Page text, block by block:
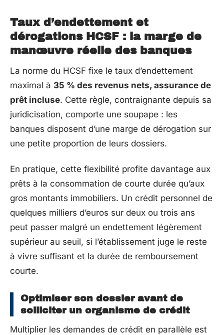
Taux d’endettement et
dérogations HCSF : la marge de
manœuvre réelle des banques
La norme du HCSF fixe le taux d’endettement
maximal à 35 % des revenus nets, assurance de
prêt incluse. Cette règle, contraignante depuis sa
juridicisation, comporte une soupape : les
banques disposent d’une marge de dérogation sur
une petite proportion de leurs dossiers.
En pratique, cette flexibilité profite davantage aux
prêts à la consommation de courte durée qu’aux
gros montants immobiliers. Un crédit personnel de
quelques milliers d’euros sur deux ou trois ans
peut passer malgré un endettement légèrement
supérieur au seuil, si l’établissement juge le reste
à vivre suffisant et la durée de remboursement
courte.
Optimiser son dossier avant de
solliciter un organisme de crédit
Multiplier les demandes de crédit en parallèle est